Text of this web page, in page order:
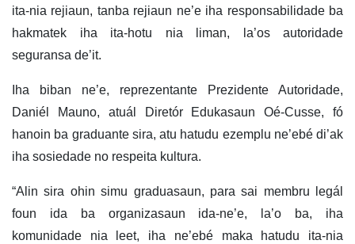
ita-nia rejiaun, tanba rejiaun ne’e iha responsabilidade ba
hakmatek iha ita-hotu nia liman, la’os autoridade
seguransa de’it.
Iha biban ne’e, reprezentante Prezidente Autoridade,
Daniél Mauno, atuál Diretór Edukasaun Oé-Cusse, fó
hanoin ba graduante sira, atu hatudu ezemplu ne’ebé di’ak
iha sosiedade no respeita kultura.
“Alin sira ohin simu graduasaun, para sai membru legál
foun ida ba organizasaun ida-ne’e, la’o ba, iha
komunidade nia leet, iha ne’ebé maka hatudu ita-nia